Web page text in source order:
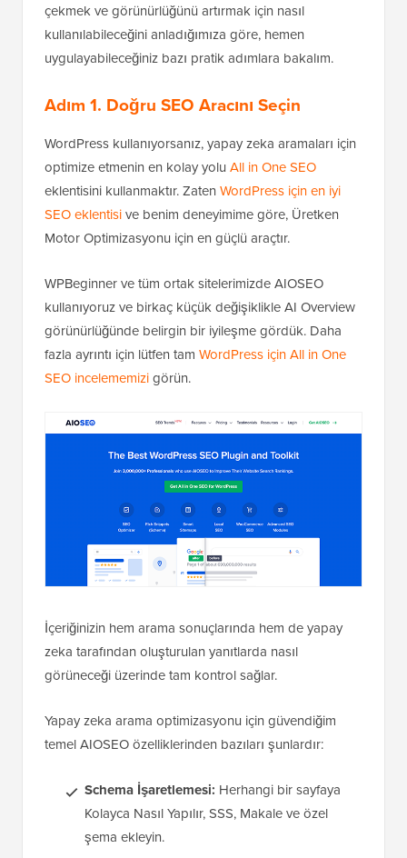
çekmek ve görünürlüğünü artırmak için nasıl
kullanılabileceğini anladığımıza göre, hemen
uygulayabileceğiniz bazı pratik adımlara bakalım.
Adım 1. Doğru SEO Aracını Seçin
WordPress kullanıyorsanız, yapay zeka aramaları için
optimize etmenin en kolay yolu All in One SEO
eklentisini kullanmaktır. Zaten WordPress için en iyi
SEO eklentisive benim deneyimime göre, Üretken
Motor Optimizasyonu için en güçlü araçtır.
WPBeginner ve tüm ortak sitelerimizde AIOSEO
kullanıyoruz ve birkaç küçük değişiklikle AI Overview
görünürlüğünde belirgin bir iyileşme gördük. Daha
fazla ayrıntı için lütfen tam WordPress için All in One
SEO incelememizigörün.
İçeriğinizin hem arama sonuçlarında hem de yapay
zeka tarafından oluşturulan yanıtlarda nasıl
görüneceği üzerinde tam kontrol sağlar.
Yapay zeka arama optimizasyonu için güvendiğim
temel AIOSEO özelliklerinden bazıları şunlardır:
Schema İşaretlemesi: Herhangi bir sayfaya
Kolayca Nasıl Yapılır, SSS, Makale ve özel
şema ekleyin.